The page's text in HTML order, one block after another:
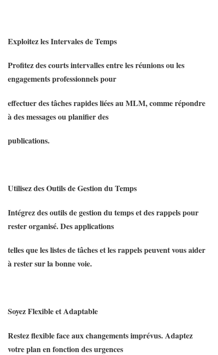
Exploitez les Intervales de Temps
Profitez des courts intervalles entre les réunions ou les
engagements professionnels pour
effectuer des tâches rapides liées au MLM, comme répondre
à des messages ou planifier des
publications.
Utilisez des Outils de Gestion du Temps
Intégrez des outils de gestion du temps et des rappels pour
rester organisé. Des applications
telles que les listes de tâches et les rappels peuvent vous aider
à rester sur la bonne voie.
Soyez Flexible et Adaptable
Restez flexible face aux changements imprévus. Adaptez
votre plan en fonction des urgences